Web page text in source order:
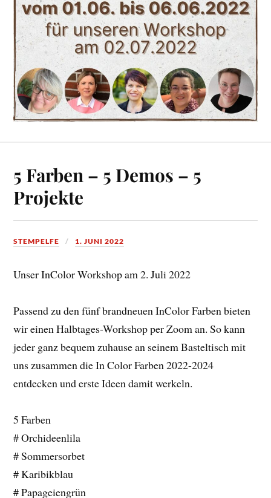
5 Farben – 5 Demos – 5
Projekte
STEMPELFE 1. JUNI 2022
Unser InColor Workshop am 2. Juli 2022
Passend zu den fünf brandneuen InColor Farben bieten
wir einen Halbtages-Workshop per Zoom an. So kann
jeder ganz bequem zuhause an seinem Basteltisch mit
uns zusammen die In Color Farben 2022-2024
entdecken und erste Ideen damit werkeln.
5 Farben
# Orchideenlila
# Sommersorbet
# Karibikblau
# Papageiengrün